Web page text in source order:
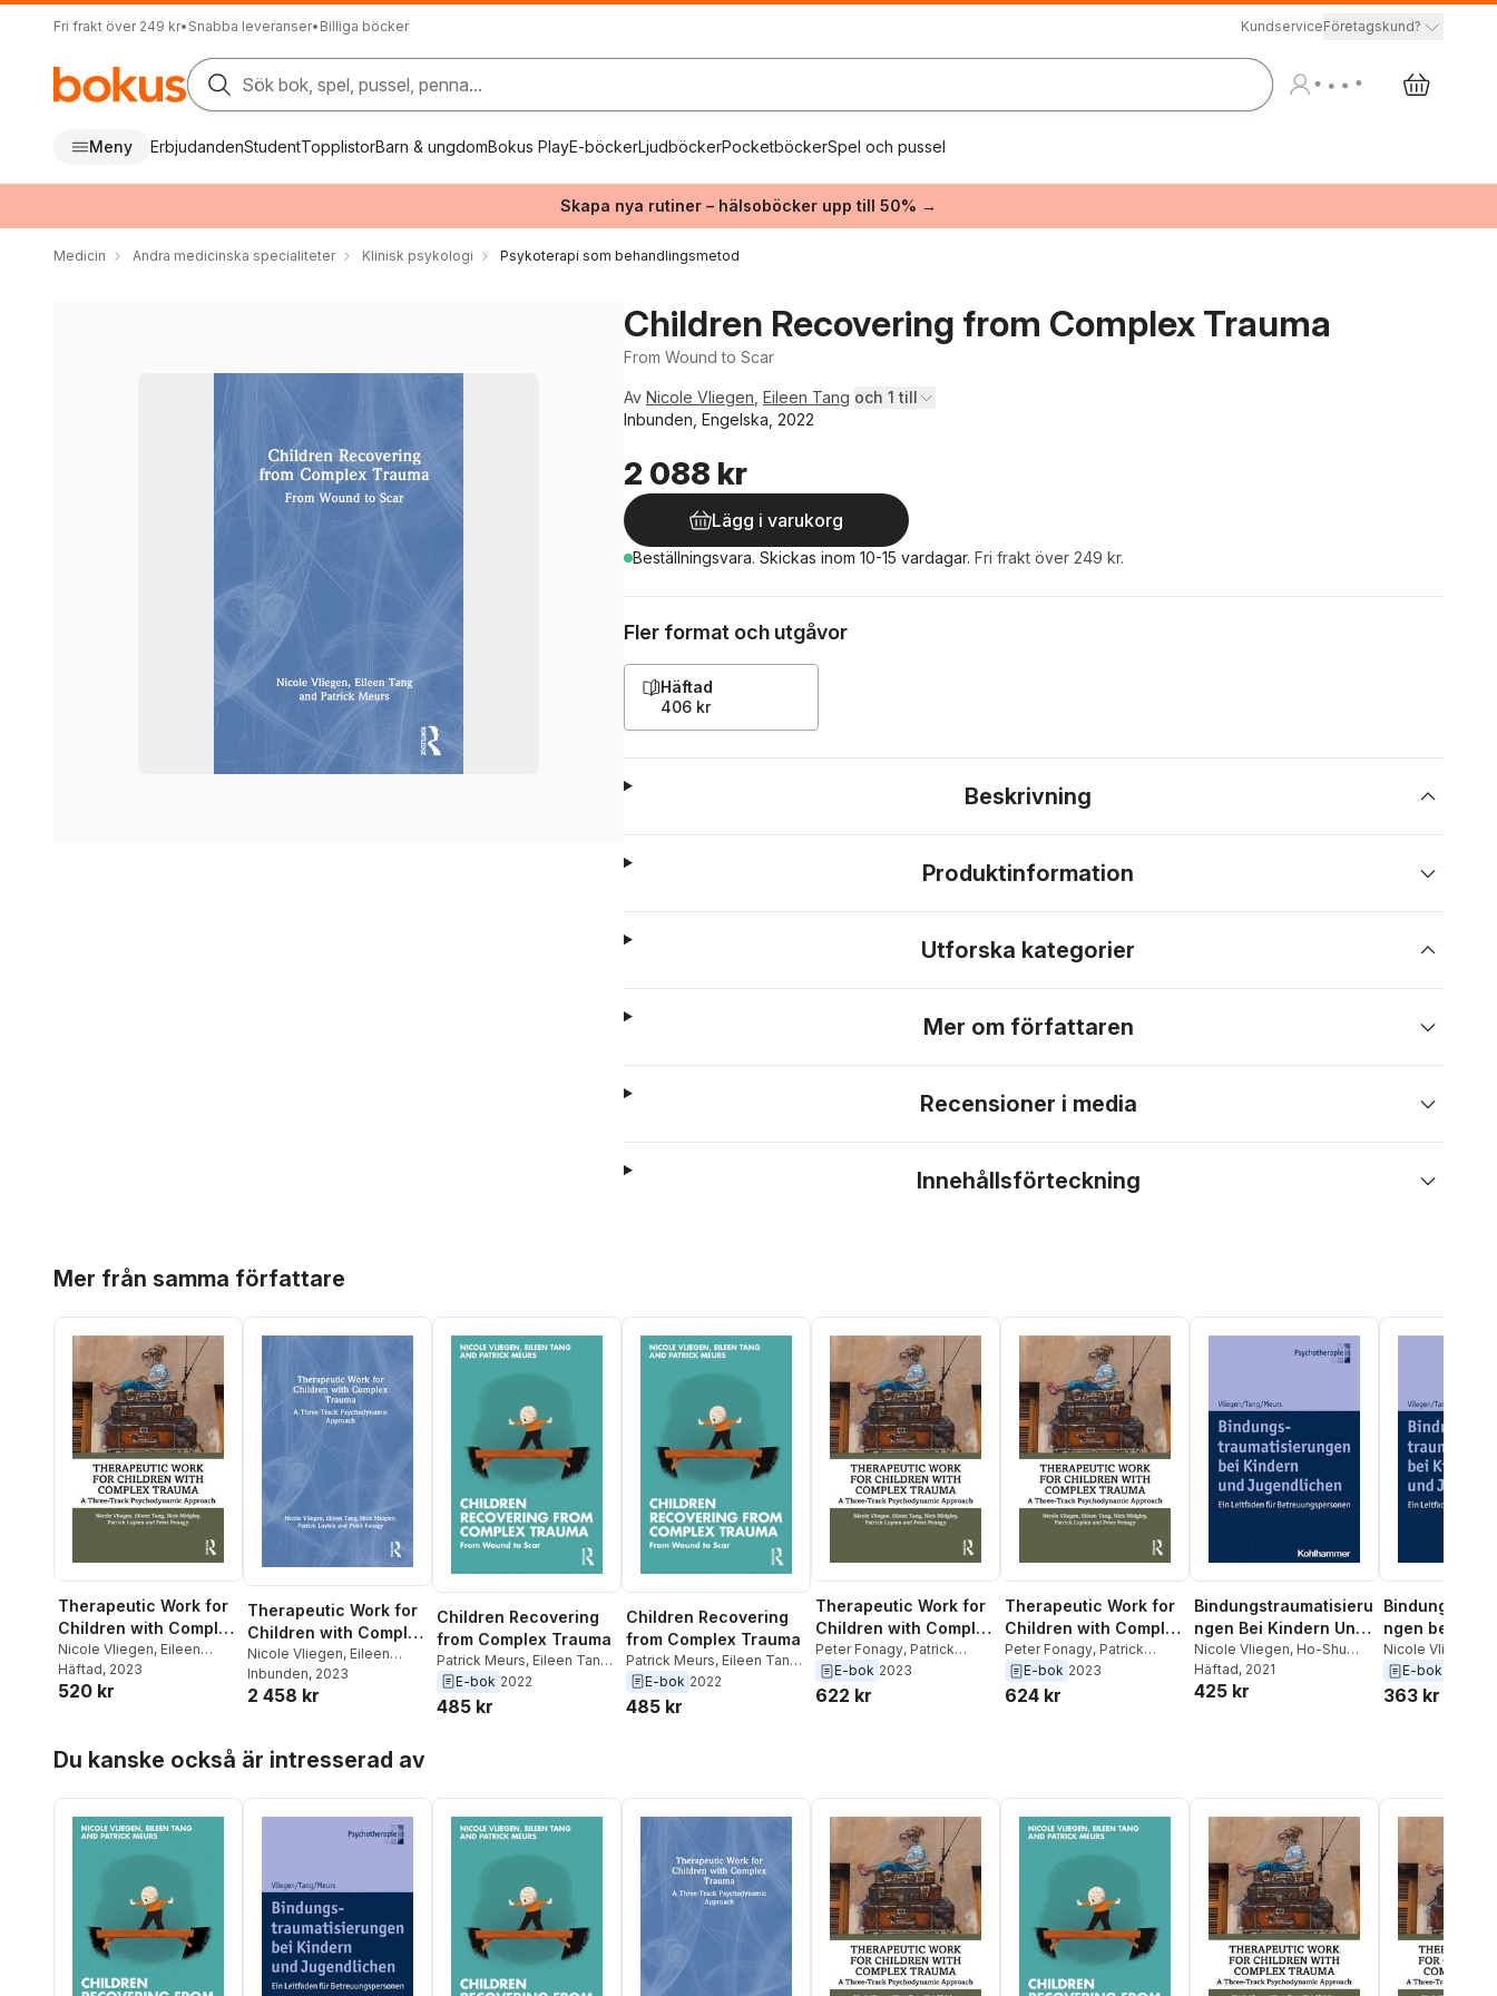
Fri frakt över 249 kr• Snabba leveranser• Billiga böcker KundserviceFöretagskund?
Sök bok, spel, pussel, penna...
Meny ErbjudandenStudentTopplistorBarn & ungdomBokus PlayE-böckerLjudböckerPocketböckerSpel och pussel
Skapa nya rutiner – hälsoböcker upp till 50% →
Medicin Andra medicinska specialiteter Klinisk psykologi Psykoterapi som behandlingsmetod
Children Recovering from Complex Trauma
From Wound to Scar
Av Nicole Vliegen Eileen Tang och 1 till
Inbunden, Engelska, 2022
2 088 kr
Lägg i varukorg
Beställningsvara. Skickas inom 10-15 vardagar. Fri frakt över 249 kr.
Fler format och utgåvor
Häftad
406 kr
Beskrivning
Produktinformation
Utforska kategorier
Mer om författaren
Recensioner i media
Innehållsförteckning
Mer från samma författare
Therapeutic Work for
Children with Complex
Trauma
Nicole Vliegen, Eileen
Tang,Nick Midgley
Luyten,Peter Fonagy
Häftad, 2023
520 kr
Therapeutic Work for
Children with Complex
Trauma
Nicole Vliegen, Eileen
Tang,Nick Midgley
Luyten, Peter Fonagy
Inbunden, 2023
2 458 kr
Children Recovering
from Complex Trauma
Patrick Meurs, Eileen Tang ,
Nicole Vliegen
E-bok 2022
485 kr
Children Recovering
from Complex Trauma
Patrick Meurs, Eileen Tang ,
Nicole Vliegen
E-bok 2022
485 kr
Therapeutic Work for
Children with Complex
Trauma
Peter Fonagy, Patrick
Luyten,Nick Midgley
Eileen Tang
E-bok 2023
622 kr
Therapeutic Work for
Children with Complex
Trauma
Peter Fonagy, Patrick
Luyten,Nick Midgley
Eileen Tang
E-bok 2023
624 kr
Bindungstraumatisieru
ngen Bei Kindern Und
Jugendlichen: Ein
Leitfaden Fur
Betreuungspersonen
Nicole Vliegen, Ho-Shu
Eileen Tang
Häftad, 2021
425 kr
ngen bei
Jugendlichen
Nicole Vliegen
Meurs
E-bok
363 kr
Du kanske också är intresserad av